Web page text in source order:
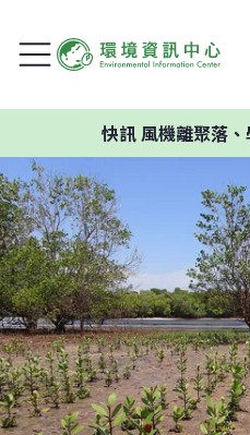
快訊風機離聚落、學校